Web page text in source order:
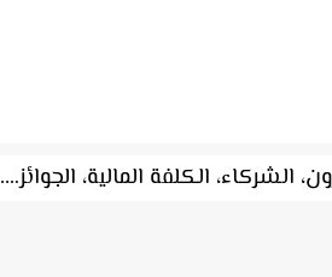
الكلفة المالية، الجوائز….